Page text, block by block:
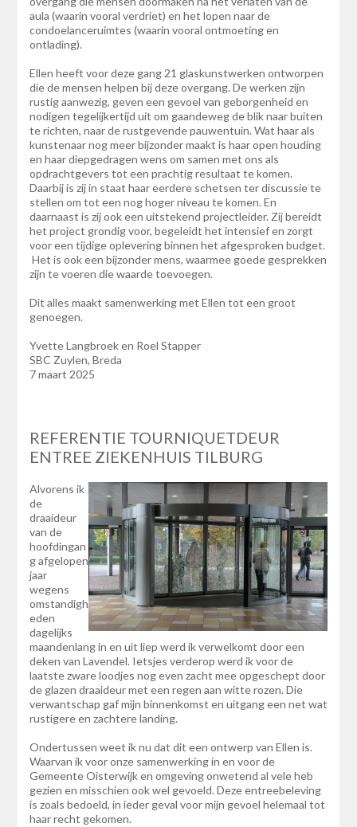
aula (waarin vooral verdriet) en het lopen naar de
condoelanceruimtes (waarin vooral ontmoeting en
ontlading).
Ellen heeft voor deze gang 21 glaskunstwerken ontworpen
die de mensen helpen bij deze overgang. De werken zijn
rustig aanwezig, geven een gevoel van geborgenheid en
nodigen tegelijkertijd uit om gaandeweg de blik naar buiten
te richten, naar de rustgevende pauwentuin. Wat haar als
kunstenaar nog meer bijzonder maakt is haar open houding
en haar diepgedragen wens om samen met ons als
opdrachtgevers tot een prachtig resultaat te komen.
Daarbij is zij in staat haar eerdere schetsen ter discussie te
stellen om tot een nog hoger niveau te komen. En
daarnaast is zij ook een uitstekend projectleider. Zij bereidt
het project grondig voor, begeleidt het intensief en zorgt
voor een tijdige oplevering binnen het afgesproken budget.
Het is ook een bijzonder mens, waarmee goede gesprekken
zijn te voeren die waarde toevoegen.
Dit alles maakt samenwerking met Ellen tot een groot
genoegen.
Yvette Langbroek en Roel Stapper
SBC Zuylen, Breda
7 maart 2025
REFERENTIE TOURNIQUETDEUR
ENTREE ZIEKENHUIS TILBURG
Alvorens ik
de
draaideur
van de
hoofdingan
g afgelopen
jaar
wegens
omstandigh
eden
dagelijks
maandenlang in en uit liep werd ik verwelkomt door een
deken van Lavendel. Ietsjes verderop werd ik voor de
laatste zware loodjes nog even zacht mee opgeschept door
de glazen draaideur met een regen aan witte rozen. Die
verwantschap gaf mijn binnenkomst en uitgang een net wat
rustigere en zachtere landing.
Ondertussen weet ik nu dat dit een ontwerp van Ellen is.
Waarvan ik voor onze samenwerking in en voor de
Gemeente Oisterwijk en omgeving onwetend al vele heb
gezien en misschien ook wel gevoeld. Deze entreebeleving
is zoals bedoeld, in ieder geval voor mijn gevoel helemaal tot
haar recht gekomen.